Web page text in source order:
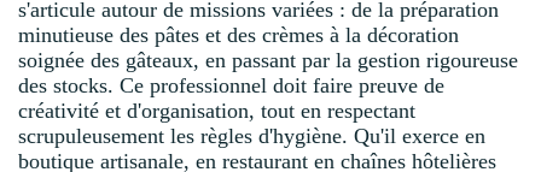
s'articule autour de missions variées : de la préparation
minutieuse des pâtes et des crèmes à la décoration
soignée des gâteaux, en passant par la gestion rigoureuse
des stocks. Ce professionnel doit faire preuve de
créativité et d'organisation, tout en respectant
scrupuleusement les règles d'hygiène. Qu'il exerce en
boutique artisanale, en restaurant en chaînes hôtelières